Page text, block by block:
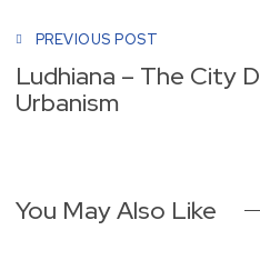
PREVIOUS POST
Ludhiana – The City
Urbanism
You May Also Like